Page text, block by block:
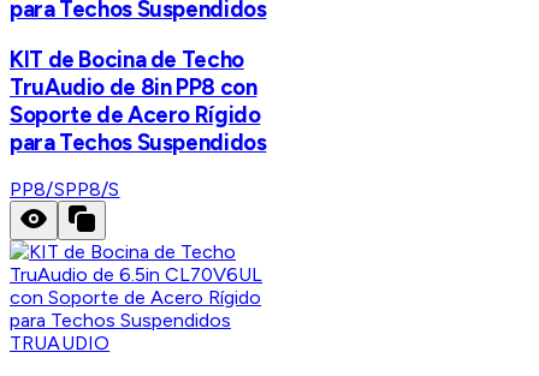
para Techos Suspendidos
KIT de Bocina de Techo
TruAudio de 8in PP8 con
Soporte de Acero Rígido
para Techos Suspendidos
PP8/SPP8/S
TRUAUDIO